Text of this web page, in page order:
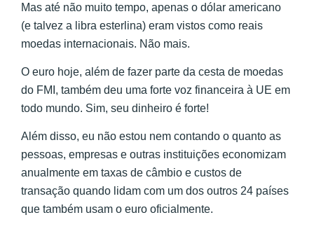
Mas até não muito tempo, apenas o dólar americano
(e talvez a libra esterlina) eram vistos como reais
moedas internacionais. Não mais.
O euro hoje, além de fazer parte da cesta de moedas
do FMI, também deu uma forte voz financeira à UE em
todo mundo. Sim, seu dinheiro é forte!
Além disso, eu não estou nem contando o quanto as
pessoas, empresas e outras instituições economizam
anualmente em taxas de câmbio e custos de
transação quando lidam com um dos outros 24 países
que também usam o euro oficialmente.